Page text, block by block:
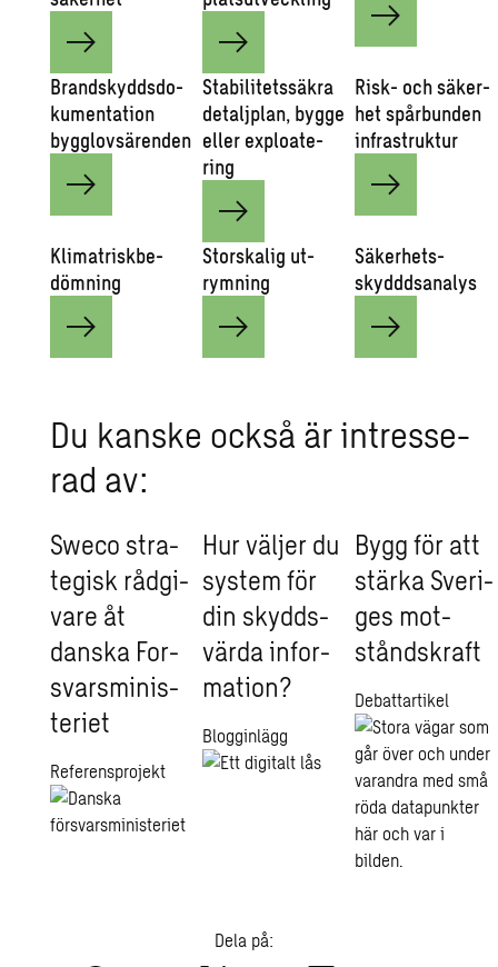
Brand­skydds­do­
ku­men­ta­tion
bygg­lov­sä­ren­den
Sta­bi­li­tets­säk­ra
de­talj­plan, bygge
eller ex­plo­a­te­
ring
Risk- och sä­ker­
het spår­bun­den
in­fra­struk­tur
Kli­ma­trisk­be­
döm­ning
Stor­ska­lig ut­
rym­ning
Sä­ker­hets­
skyddds­a­na­lys
Du kanske också är in­tres­se­
rad av:
Sweco stra­
te­gisk råd­gi­
va­re åt
dans­ka For­
svars­mi­ni­s­
te­ri­et
Referensprojekt
Hur väl­jer du
sy­stem för
din skydds­
vär­da in­for­
ma­tion?
Blogginlägg
Bygg för att
stär­ka Sve­ri­
ges mot­
stånds­kraft
Debattartikel
Dela på: